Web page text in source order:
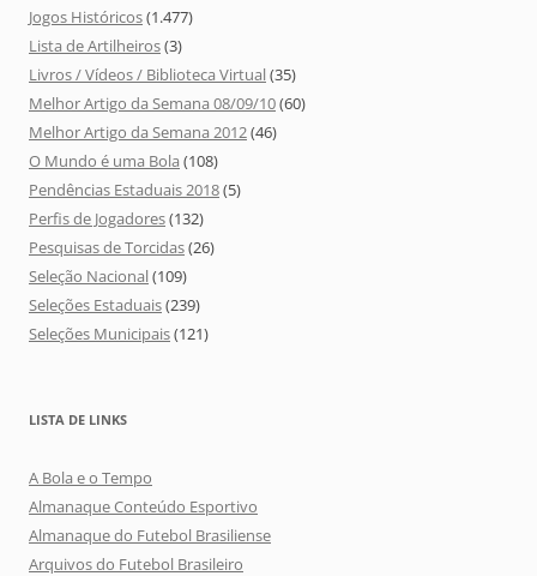
Jogos Históricos(1.477)
Lista de Artilheiros(3)
Livros / Vídeos / Biblioteca Virtual(35)
Melhor Artigo da Semana 08/09/10(60)
Melhor Artigo da Semana 2012(46)
O Mundo é uma Bola (108)
Pendências Estaduais 2018(5)
Perfis de Jogadores(132)
Pesquisas de Torcidas(26)
Seleção Nacional(109)
Seleções Estaduais(239)
Seleções Municipais(121)
LISTA DE LINKS
A Bola e o Tempo
Almanaque Conteúdo Esportivo
Almanaque do Futebol Brasiliense
Arquivos do Futebol Brasileiro